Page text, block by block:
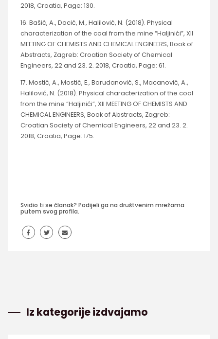
2018, Croatia, Page: 130.
16. Bašić, A., Dacić, M., Halilović, N. (2018). Physical
characterization of the coal from the mine “Haljinići”, XII
MEETING OF CHEMISTS AND CHEMICAL ENGINEERS, Book of
Abstracts, Zagreb: Croatian Society of Chemical
Engineers, 22 and 23. 2. 2018, Croatia, Page: 61.
17. Mostić, A., Mostić, E., Barudanović, S., Macanović, A.,
Halilović, N. (2018). Physical characterization of the coal
from the mine “Haljinići”, XII MEETING OF CHEMISTS AND
CHEMICAL ENGINEERS, Book of Abstracts, Zagreb:
Croatian Society of Chemical Engineers, 22 and 23. 2.
2018, Croatia, Page: 175.
Svidio ti se članak? Podijeli ga na društvenim mrežama
putem svog profila.
Iz kategorije izdvajamo